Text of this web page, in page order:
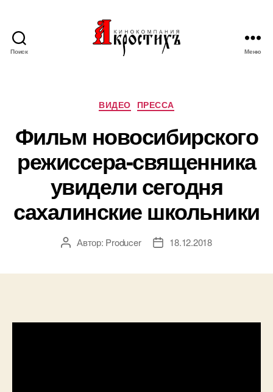
Поиск Меню
Рубрики
ВИДЕО ПРЕССА
Фильм новосибирского
режиссера-священника
увидели сегодня
сахалинские школьники
АвторАвтор: Producer
Дата18.12.2018